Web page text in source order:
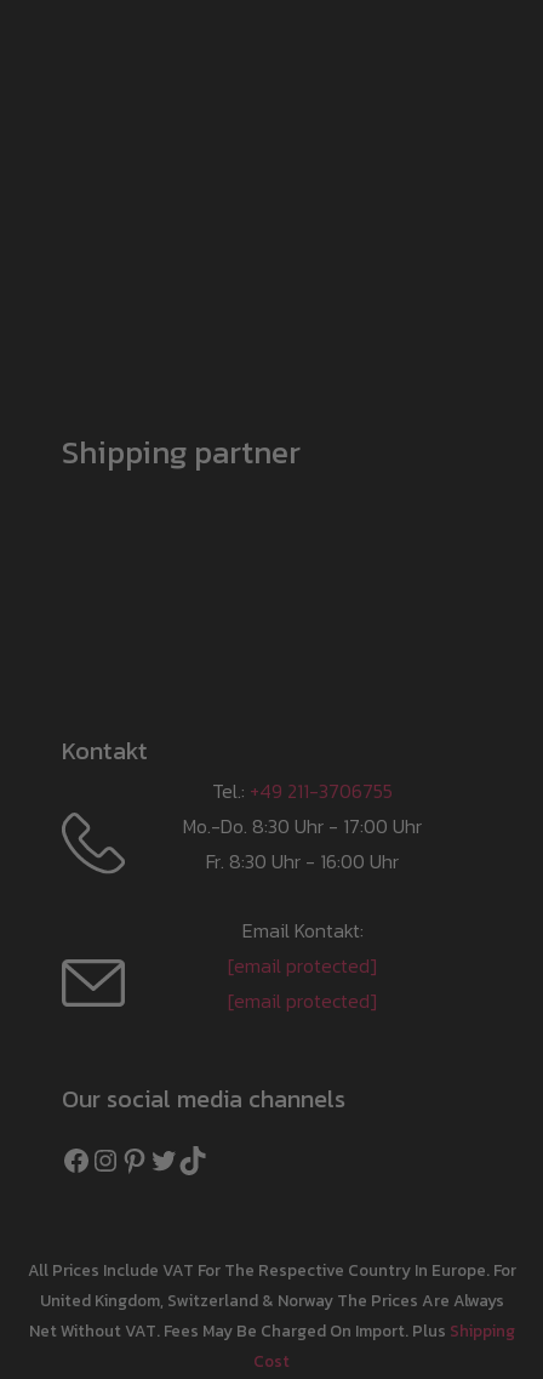
Shipping partner
Kontakt
Tel.: +49 211-3706755
Mo.-Do. 8:30 Uhr - 17:00 Uhr
Fr. 8:30 Uhr - 16:00 Uhr
Email Kontakt:
[email protected]
[email protected]
Our social media channels
Facebook
Instagram
Pinterest
Twitter
TikTok
All Prices Include VAT For The Respective Country In Europe. For
United Kingdom, Switzerland & Norway The Prices Are Always
Net Without VAT. Fees May Be Charged On Import. Plus Shipping
Cost